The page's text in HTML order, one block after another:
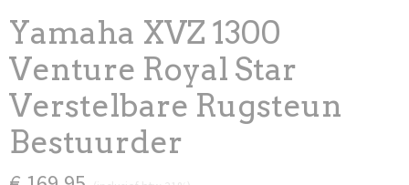
Yamaha XVZ 1300
Venture Royal Star
Verstelbare Rugsteun
Bestuurder